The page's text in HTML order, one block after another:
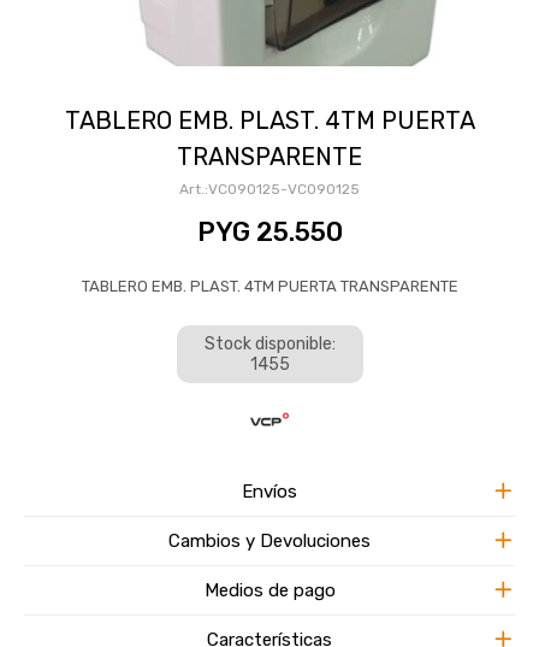
TABLERO EMB. PLAST. 4TM PUERTA
TRANSPARENTE
VC090125-VC090125
PYG 25.550
TABLERO EMB. PLAST. 4TM PUERTA TRANSPARENTE
Stock disponible:
1455
Envíos
Cambios y Devoluciones
Medios de pago
Características